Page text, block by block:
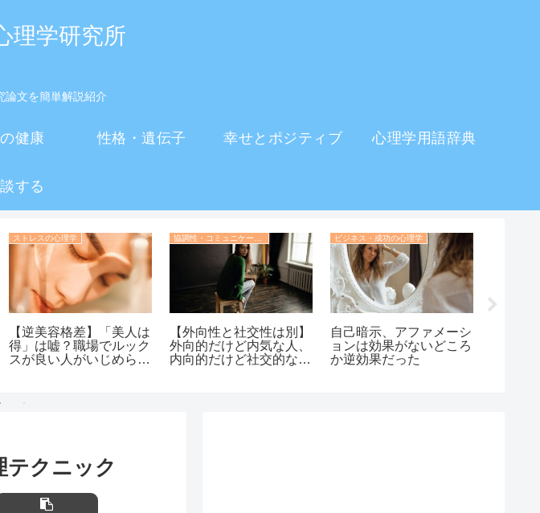
理学研究所
論文を簡単解説紹介
健康 性格・遺伝子 幸せとポジティブ 心理学用語辞典
する
ストレスの心理学
【逆美容格差】「美人は
得」は嘘？職場でルック
スが良い人がいじめられ
協調性・コミュニケーション・人間関係の心理学
【外向性と社交性は別】
外向的だけど内気な人、
内向的だけど社交的な人
ビジネス・成功の心理学
自己暗示、アファメーシ
ョンは効果がないどころ
か逆効果だった
テクニック